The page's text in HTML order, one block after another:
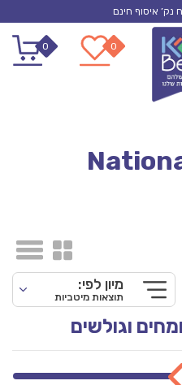
0
0
מיון לפי:
תוצאות מיטביות
וגולשים